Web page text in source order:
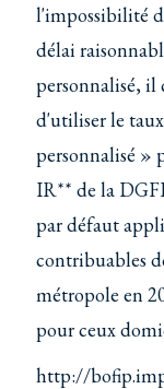
l'impossibilité
délai
personnalisé, il
d'utiliser le
personnalisé »
IR** de la
par défaut
contribuables
métropole en
pour ceux
http://